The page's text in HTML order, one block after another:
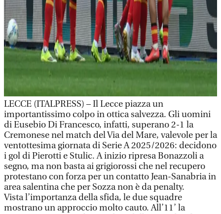
LECCE (ITALPRESS) – Il Lecce piazza un
importantissimo colpo in ottica salvezza. Gli uomini
di Eusebio Di Francesco, infatti, superano 2-1 la
Cremonese nel match del Via del Mare, valevole per la
ventottesima giornata di Serie A 2025/2026: decidono
i gol di Pierotti e Stulic. A inizio ripresa Bonazzoli a
segno, ma non basta ai grigiorossi che nel recupero
protestano con forza per un contatto Jean-Sanabria in
area salentina che per Sozza non è da penalty.
Vista l’importanza della sfida, le due squadre
mostrano un approccio molto cauto. All’11’ la